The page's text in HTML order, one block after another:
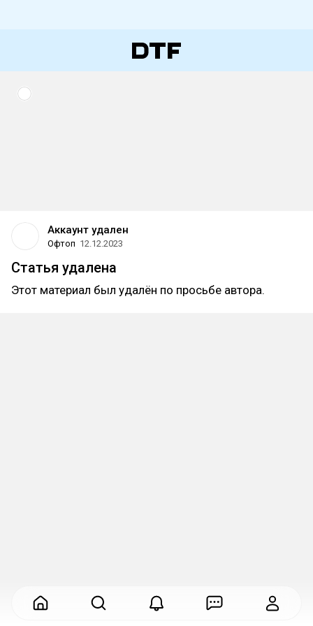
Аккаунт удален
Офтоп 12.12.2023
Статья удалена
Этот материал был удалён по просьбе автора.